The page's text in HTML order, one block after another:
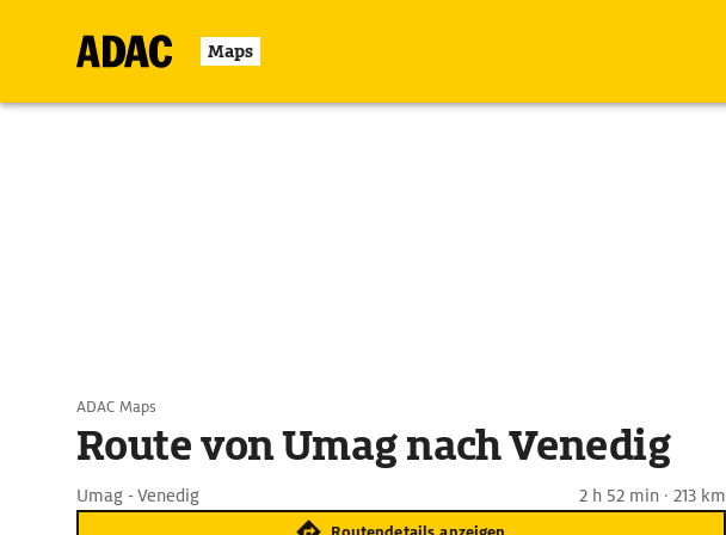
Maps
ADAC Maps
Route von Umag nach Venedig
Umag - Venedig 2 h 52 min · 213 km